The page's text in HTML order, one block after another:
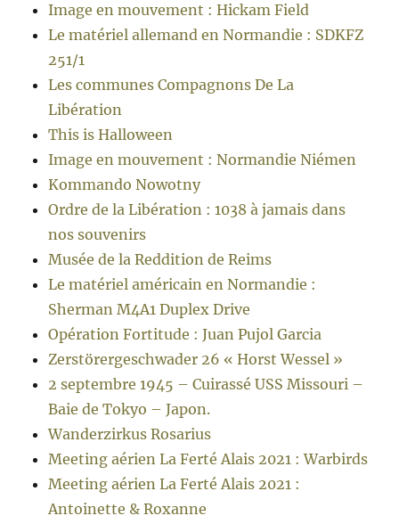
Image en mouvement : Hickam Field
Le matériel allemand en Normandie : SDKFZ
251/1
Les communes Compagnons De La
Libération
This is Halloween
Image en mouvement : Normandie Niémen
Kommando Nowotny
Ordre de la Libération : 1038 à jamais dans
nos souvenirs
Musée de la Reddition de Reims
Le matériel américain en Normandie :
Sherman M4A1 Duplex Drive
Opération Fortitude : Juan Pujol Garcia
Zerstörergeschwader 26 « Horst Wessel »
2 septembre 1945 – Cuirassé USS Missouri –
Baie de Tokyo – Japon.
Wanderzirkus Rosarius
Meeting aérien La Ferté Alais 2021 : Warbirds
Meeting aérien La Ferté Alais 2021 :
Antoinette & Roxanne